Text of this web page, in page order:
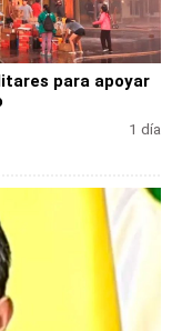
para apoyar
1 día